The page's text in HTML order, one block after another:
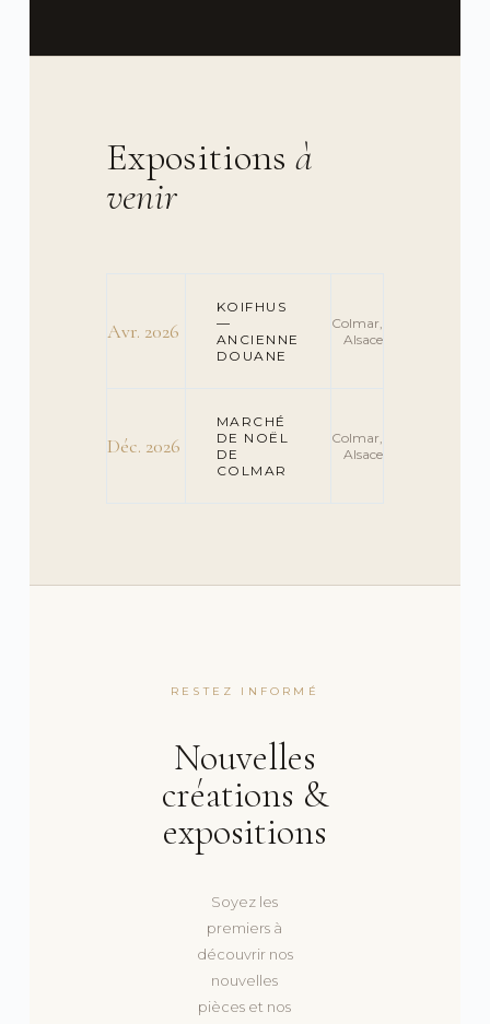
Expositions à
venir
Avr. 2026
KOIFHUS
—
ANCIENNE
DOUANE
Colmar,
Alsace
Déc. 2026
MARCHÉ
DE NOËL
DE
COLMAR
Colmar,
Alsace
RESTEZ INFORMÉ
Nouvelles
créations &
expositions
Soyez les
premiers à
découvrir nos
nouvelles
pièces et nos